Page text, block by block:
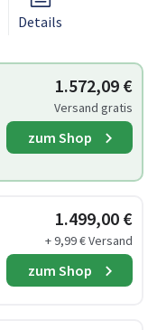
Details
1.572,09 €
Versand gratis
zum Shop
1.499,00 €
+ 9,99 € Versand
zum Shop